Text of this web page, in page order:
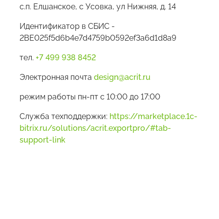
с.п. Елшанское, с Усовка, ул Нижняя, д. 14
Идентификатор в СБИС -
2BE025f5d6b4e7d4759b0592ef3a6d1d8a9
тел. +7 499 938 8452
Электронная почта design@acrit.ru
режим работы пн-пт с 10:00 до 17:00
Служба техподдержки: https://marketplace.1c-
bitrix.ru/solutions/acrit.exportpro/#tab-
support-link